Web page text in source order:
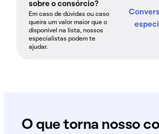
sobre o consórcio?
Em caso de dúvidas ou caso
queira um valor maior que o
disponível na lista, nossos
especialistas podem te
ajudar.
O que torna nosso